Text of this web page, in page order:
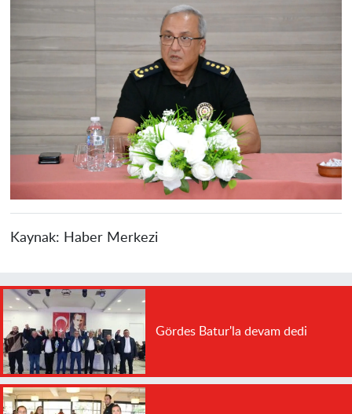
Kaynak: Haber Merkezi
Gördes Batur'la devam dedi